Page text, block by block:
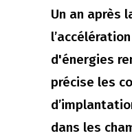
Un an après
d'énergies
précise les
dans les